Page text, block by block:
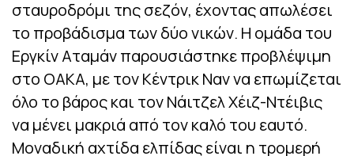
σταυροδρόμι της σεζόν, έχοντας απωλέσει
το προβάδισμα των δύο νικών. Η ομάδα του
Εργκίν Αταμάν παρουσιάστηκε προβλέψιμη
στο ΟΑΚΑ, με τον Κέντρικ Ναν να επωμίζεται
όλο το βάρος και τον Νάιτζελ Χέιζ-Ντέιβις
να μένει μακριά από τον καλό του εαυτό.
Μοναδική αχτίδα ελπίδας είναι η τρομερή